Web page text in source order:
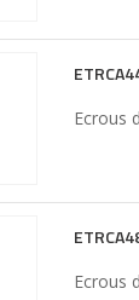
Ecrous
Ecrous